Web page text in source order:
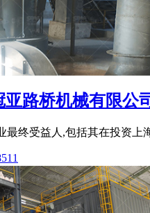
路桥机械有限公
最终受益人,包括其在投资